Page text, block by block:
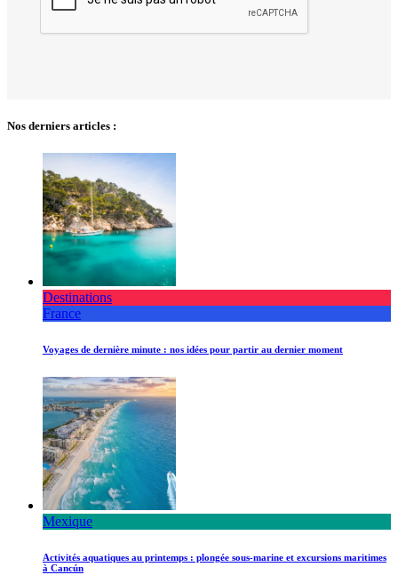
Nos derniers articles :
Destinations
France
Voyages de dernière minute : nos idées pour partir au dernier moment
Mexique
Activités aquatiques au printemps : plongée sous-marine et excursions maritimes
à Cancún